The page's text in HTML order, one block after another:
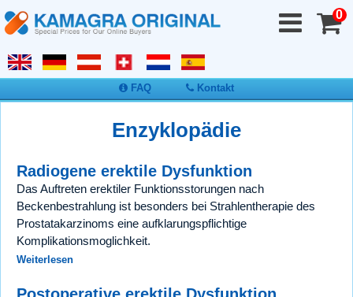
0
FAQ Kontakt
Enzyklopädie
Radiogene erektile Dysfunktion
Das Auftreten erektiler Funktionsstorungen nach
Beckenbestrahlung ist besonders bei Strahlentherapie des
Prostatakarzinoms eine aufklarungspflichtige
Komplikationsmoglichkeit.
Weiterlesen